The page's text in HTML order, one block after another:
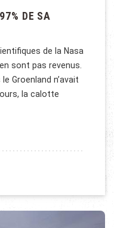
DE SA
de la Nasa
sont pas revenus.
Groenland n’avait
la calotte
97% DE SA SURFACE